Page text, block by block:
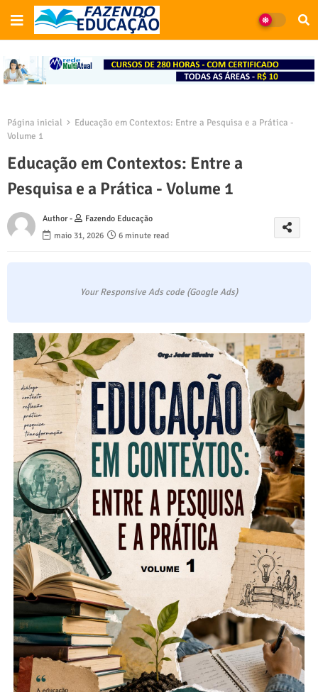
Página inicial
Educação em Contextos: Entre a Pesquisa e a Prática -
Volume 1
Educação em Contextos: Entre a
Pesquisa e a Prática - Volume 1
Author -
Fazendo Educação
maio 31, 2026
6 minute read
Your Responsive Ads code (Google Ads)